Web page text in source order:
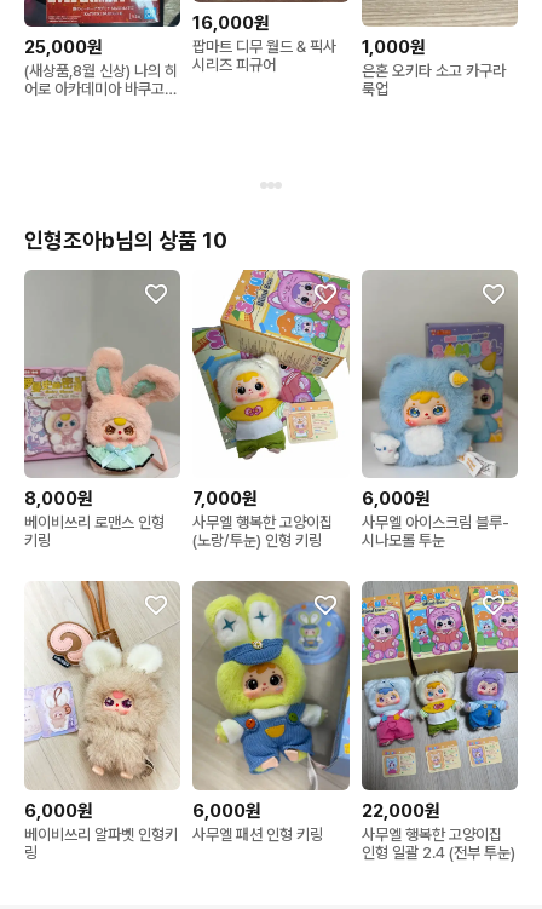
25,000원
(새상품,8월 신상) 나의 히
어로 아카데미아 바쿠고
16,000원
팝마트 디무 월드 & 픽사
시리즈 피규어
1,000원
은혼 오키타 소고 카구라
룩업
인형조아b님의 상품 10
8,000원
베이비쓰리 로맨스 인형
키링
7,000원
사무엘 행복한 고양이집
(노랑/투눈) 인형 키링
6,000원
사무엘 아이스크림 블루-
시나모롤 투눈
6,000원
베이비쓰리 알파벳 인형키
링
6,000원
사무엘 패션 인형 키링
22,000원
사무엘 행복한 고양이집
인형 일괄 2.4 (전부 투눈)